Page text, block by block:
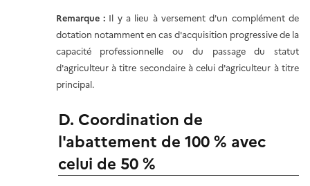
Remarque : Il y a lieu à versement d'un complément de
dotation notamment en cas d'acquisition progressive de la
capacité professionnelle ou du passage du statut
d'agriculteur à titre secondaire à celui d'agriculteur à titre
principal.
D. Coordination de
l'abattement de 100 % avec
celui de 50 %